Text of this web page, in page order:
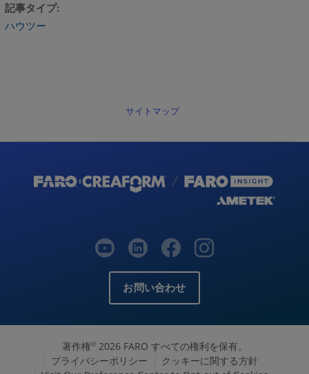
記事タイプ
ハウツー
サイトマップ
お問い合わせ
著作権©2026 FARO すべての権利を保有。
プライバシーポリシー
クッキーに関する方針